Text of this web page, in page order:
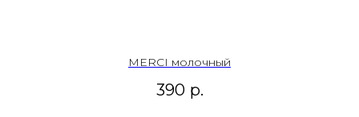
MERCI молочный
390 р.